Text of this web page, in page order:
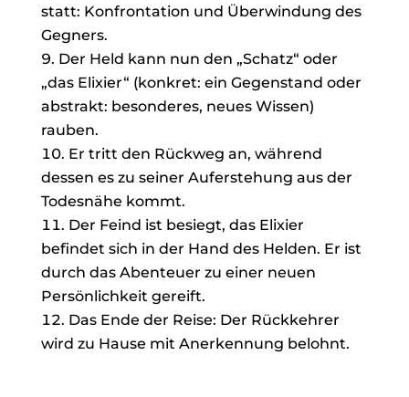
statt: Konfrontation und Überwindung des
Gegners.
Der Held kann nun den „Schatz“ oder
„das Elixier“ (konkret: ein Gegenstand oder
abstrakt: besonderes, neues Wissen)
rauben.
Er tritt den Rückweg an, während
dessen es zu seiner Auferstehung aus der
Todesnähe kommt.
Der Feind ist besiegt, das Elixier
befindet sich in der Hand des Helden. Er ist
durch das Abenteuer zu einer neuen
Persönlichkeit gereift.
Das Ende der Reise: Der Rückkehrer
wird zu Hause mit Anerkennung belohnt.